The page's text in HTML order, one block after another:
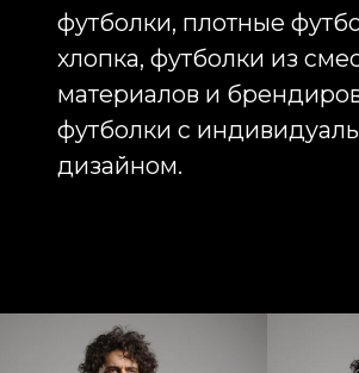
бейсболка с вышивкой логотипа
обеспечивает длительный контакт
аудитории с брендом и остается
актуальной в течение нескольких
сезонов.